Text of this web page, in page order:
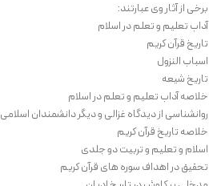
برخی از آثار وی عبارتند:
آداب تعلیم و تعلم در اسلام
تاریخ قرآن کریم
اسباب النزول
تاریخ شیعه
خلاصه آداب تعلیم و تعلم در اسلام
روانشناسی از دیدگاه غزالی و دیگر دانشمندان اسلامی
خلاصه تاریخ قرآن کریم
اسلام و تعلیم و تربیت دو جلدی
تحقیق در اهداف سوره های قرآن کریم